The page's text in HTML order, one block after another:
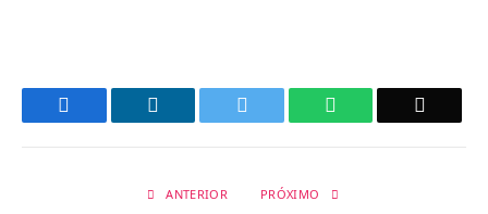
WhatsApp
ANTERIOR PRÓXIMO